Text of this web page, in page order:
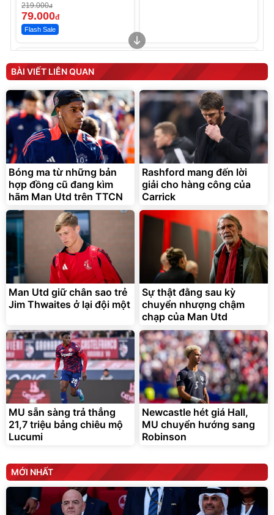
219.000đ
79.000đ
Flash Sale
tức thì Vaseline Body
190.000đ
138.330đ
Discount
D2-001 - Thông Minh
3.000.000
2.200.000đ
Flash Sale
Unmute
Vali Bamozo Khung Nhôm
9066 Size 20/24/28 Cao
Cấp
1.000.000đ
825.000đ
Flash Sale
Lót ghế ôtô, nâng lưng
chống nóng giúp thoải mái
trong di chuyển
295.000đ
Đã bán nhiều
BÀI VIẾT LIÊN QUAN
Bóng ma từ những bản
hợp đồng cũ đang kìm
hãm Man Utd trên TTCN
Rashford mang đến lời
giải cho hàng công của
Carrick
Man Utd giữ chân sao trẻ
Jim Thwaites ở lại đội một
Sự thật đằng sau kỳ
chuyển nhượng chậm
chạp của Man Utd
MU sẵn sàng trả thẳng
21,7 triệu bảng chiêu mộ
Lucumi
Newcastle hét giá Hall,
MU chuyển hướng sang
Robinson
MỚI NHẤT